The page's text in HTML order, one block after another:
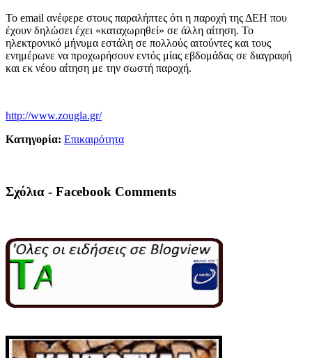
Το email ανέφερε στους παραλήπτες ότι η παροχή της ΔΕΗ που
έχουν δηλώσει έχει «καταχωρηθεί» σε άλλη αίτηση. Το
ηλεκτρονικό μήνυμα εστάλη σε πολλούς αιτούντες και τους
ενημέρωνε να προχωρήσουν εντός μίας εβδομάδας σε διαγραφή
και εκ νέου αίτηση με την σωστή παροχή.
http://www.zougla.gr/
Κατηγορία: Επικαιρότητα
Σχόλια - Facebook Comments